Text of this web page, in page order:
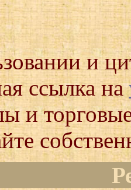
и
ссылка на
и